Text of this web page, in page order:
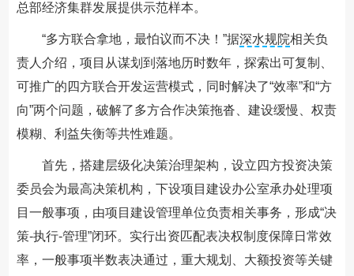
总部经济集群发展提供示范样本。
“多方联合拿地，最怕议而不决！”据深水规院相关负
责人介绍，项目从谋划到落地历时数年，探索出可复制、
可推广的四方联合开发运营模式，同时解决了“效率”和“方
向”两个问题，破解了多方合作决策拖沓、建设缓慢、权责
模糊、利益失衡等共性难题。
首先，搭建层级化决策治理架构，设立四方投资决策
委员会为最高决策机构，下设项目建设办公室承办处理项
目一般事项，由项目建设管理单位负责相关事务，形成“决
策-执行-管理”闭环。实行出资匹配表决权制度保障日常效
率，一般事项半数表决通过，重大规划、大额投资等关键